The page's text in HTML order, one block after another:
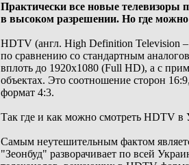
Практически все новые
в высоком разрешении. Но где
HDTV (англ. High Definition Television –
по сравнению со стандартным
вплоть до 1920х1080 (Full HD), а с
объектах. Это соотношение сторон
формат 4:3.
Так где и как можно смотреть HDTV
Самым неутешительным фактом
"Зеонбуд" разворачивает по всей